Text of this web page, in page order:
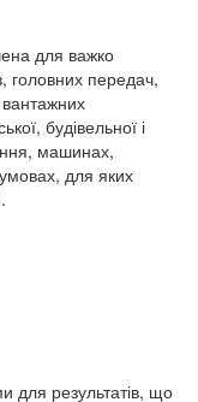
для важко
головних передач,
будівельної і
машинах,
для яких
для результатів, що